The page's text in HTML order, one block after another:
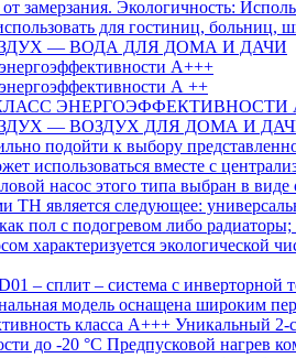
замерзания. Экологичность:
для гостиниц, больниц,
— ВОДА ДЛЯ ДОМА И ДАЧИ
А+++
А ++
ЭНЕРГОЭФФЕКТИВНОСТИ
— ВОЗДУХ ДЛЯ ДОМА И
подойти к выбору
использоваться вместе с
насос этого типа выбран в
является следующее:
как пол с подогревом либо
характеризуется экологической
– сплит – система с инверторной
модель оснащена широким
класса А+++ Уникальный
до -20 °C Предпусковой нагрев